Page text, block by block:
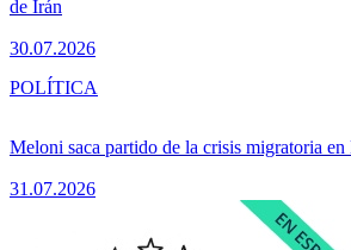
de Irán
30.07.2026
Meloni saca partido de la crisis migratoria en
31.07.2026
POLÍTICA